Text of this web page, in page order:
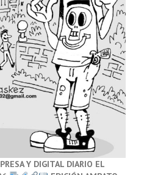
Y DIGITAL DIARIO EL